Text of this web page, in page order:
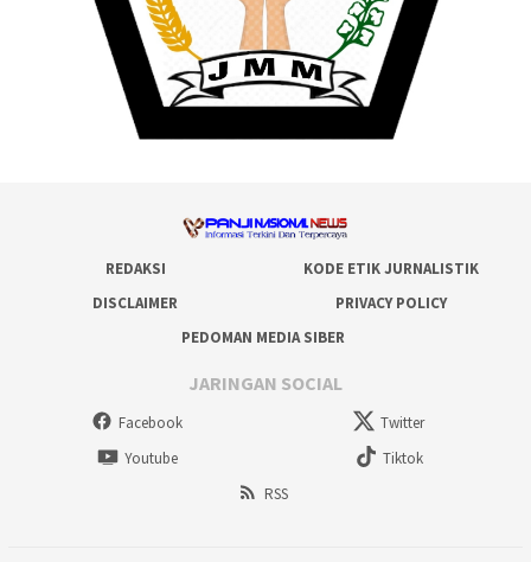
REDAKSI
KODE ETIK JURNALISTIK
DISCLAIMER
PRIVACY POLICY
PEDOMAN MEDIA SIBER
JARINGAN SOCIAL
Facebook
Twitter
Youtube
Tiktok
RSS